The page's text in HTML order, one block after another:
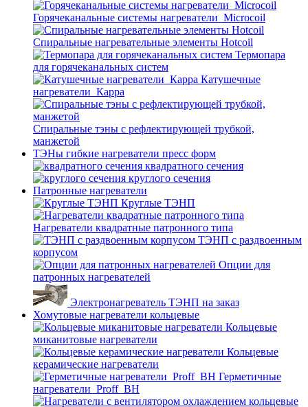
Горячеканальные системы нагреватели_Microcoil
Спиральные нагревательные элементы Hotcoil
Термопара
для горячеканальных систем
Катушечные
нагреватели_Карра
Спиральные тэны с рефлектирующей трубкой,
манжетой
ТЭНы гибкие нагреватели пресс форм
квадратного сечения
круглого сечения
Патронные нагреватели
Круглые ТЭНП
Нагреватели квадратные патронного типа
ТЭНП с раздвоенным
корпусом
Опции для
патронных нагревателей
Электронагреватель ТЭНП на заказ
Хомутовые нагреватели кольцевые
Кольцевые
миканитовые нагреватели
Кольцевые
керамические нагреватели
Герметичные
нагреватели_Proff_BH